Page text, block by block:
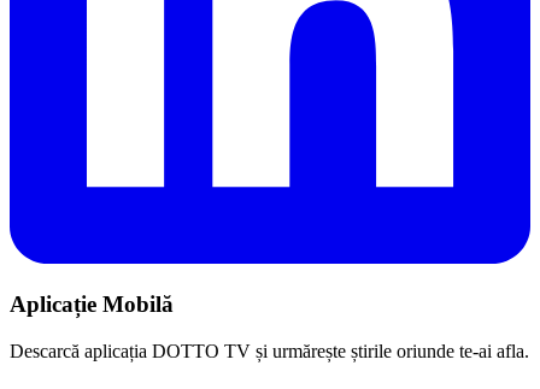
Aplicație Mobilă
Descarcă aplicația DOTTO TV și urmărește știrile oriunde te-ai afla.